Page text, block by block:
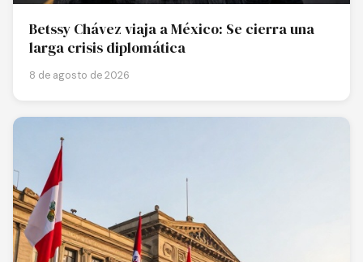
Betssy Chávez viaja a México: Se cierra una
larga crisis diplomática
8 de agosto de 2026